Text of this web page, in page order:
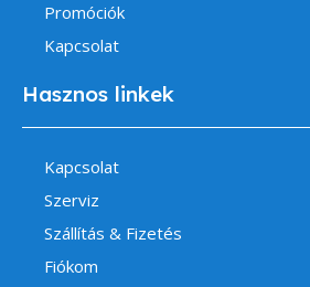
Promóciók
Kapcsolat
Hasznos linkek
Kapcsolat
Szerviz
Szállítás & Fizetés
Fiókom